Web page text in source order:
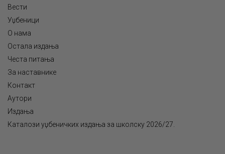
Вести
Уџбеници
О нама
Остала издања
Честа питања
За наставнике
Контакт
Аутори
Издања
Каталози уџбеничких издања за школску 2026/27.